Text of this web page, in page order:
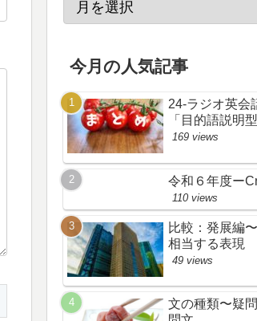
今月の人気記事
24-ラジオ英会
「目的語説明
169 views
令和６年度ー
110 views
比較：発展編
相当する表現
49 views
文の種類〜疑